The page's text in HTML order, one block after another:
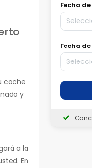
coche
y
a la
En
Fecha
Fecha